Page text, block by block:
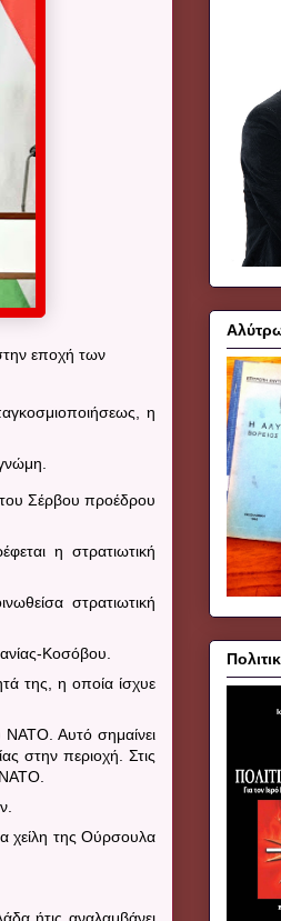
εποχή των
η
Σέρβου προέδρου
η στρατιωτική
στρατιωτική
Κοσόβου.
της, η οποία ίσχυε
ΝΑΤΟ.Αυτό σημαίνει
στην περιοχή. Στις
χείλη της Ούρσουλα
ήτις αναλαμβάνει